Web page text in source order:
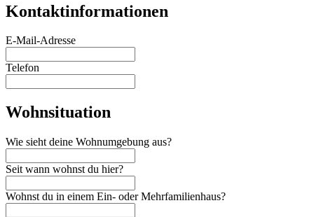
Kontaktinformationen
E-Mail-Adresse
Telefon
Wohnsituation
Wie sieht deine Wohnumgebung aus?
Seit wann wohnst du hier?
Wohnst du in einem Ein- oder Mehrfamilienhaus?